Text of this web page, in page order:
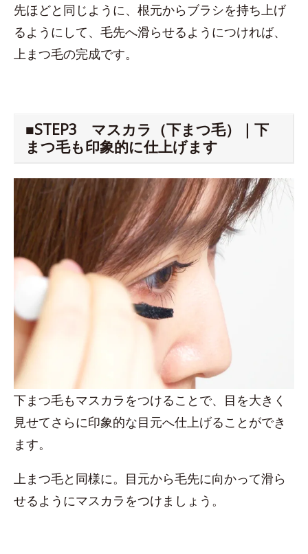
先ほどと同じように、根元からブラシを持ち上げ
るようにして、毛先へ滑らせるようにつければ、
上まつ毛の完成です。
■STEP3 マスカラ（下まつ毛）｜下
まつ毛も印象的に仕上げます
下まつ毛もマスカラをつけることで、目を大きく
見せてさらに印象的な目元へ仕上げることができ
ます。
上まつ毛と同様に。目元から毛先に向かって滑ら
せるようにマスカラをつけましょう。